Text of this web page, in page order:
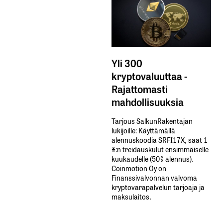
Yli 300
kryptovaluuttaa -
Rajattomasti
mahdollisuuksia
Tarjous SalkunRakentajan
lukijoille: Käyttämällä​ ​
alennuskoodia​ ​SRFI17X,​ ​saat​ ​1
%:n treidauskulut​ ​ensimmäiselle​ ​
kuukaudelle​ ​(50%​ ​alennus).
Coinmotion Oy on
Finanssivalvonnan valvoma
kryptovarapalvelun tarjoaja ja
maksulaitos.